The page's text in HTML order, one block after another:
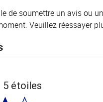
de soumettre un avis ou
Veuillez réessayer
5 étoiles